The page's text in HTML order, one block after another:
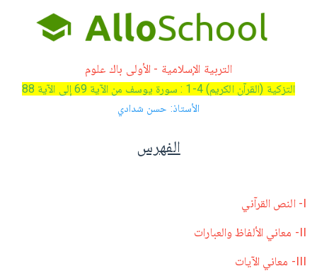
التربية الإسلامية - الأولى باك علوم
التزكية (القرآن الكريم) 4-1 : سورة يوسف من الآية 69 إلى الآية 88
الأستاذ: حسن شدادي
الفهرس
I- النص القرآني
II- معاني الألفاظ والعبارات
III- معاني الآيات